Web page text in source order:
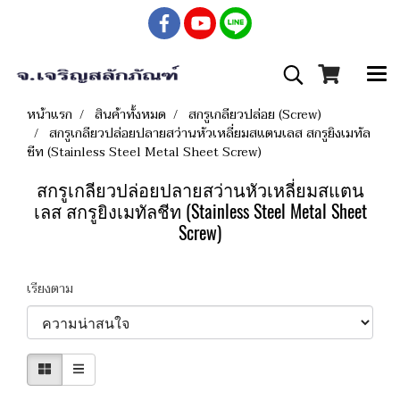
หน้าแรก สินค้าทั้งหมด
สกรูเกลียวปล่อย (Screw)
สกรูเกลียวปล่อยปลายสว่านหัวเหลี่ยมสแตนเลส สกรูยิงเมทัล
ชีท (Stainless Steel Metal Sheet Screw)
สกรูเกลียวปล่อยปลายสว่านหัวเหลี่ยมสแตน
เลส สกรูยิงเมทัลชีท (Stainless Steel Metal Sheet
Screw)
เรียงตาม